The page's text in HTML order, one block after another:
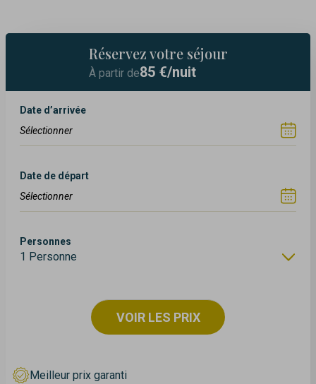
Réservez votre séjour
À partir de85 €/nuit
Date d’arrivée
Date de départ
Personnes
1 Personne
VOIR LES PRIX
Meilleur prix garanti